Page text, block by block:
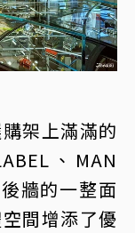
架上滿滿的
、MAN
牆的一整面
間增添了優